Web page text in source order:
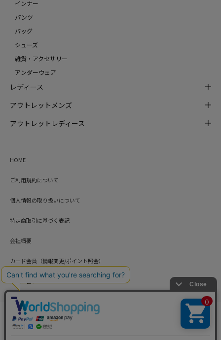
インナー
パンツ
バッグ
シューズ
雑貨・アクセサリー
アンダーウェア
レディース
アウトレットメンズ
アウトレットレディース
HOME
ご利用規約について
個人情報の取り扱いについて
特定商取引に基づく表記
会社概要
カード会員（情報変更/ポイント照会）